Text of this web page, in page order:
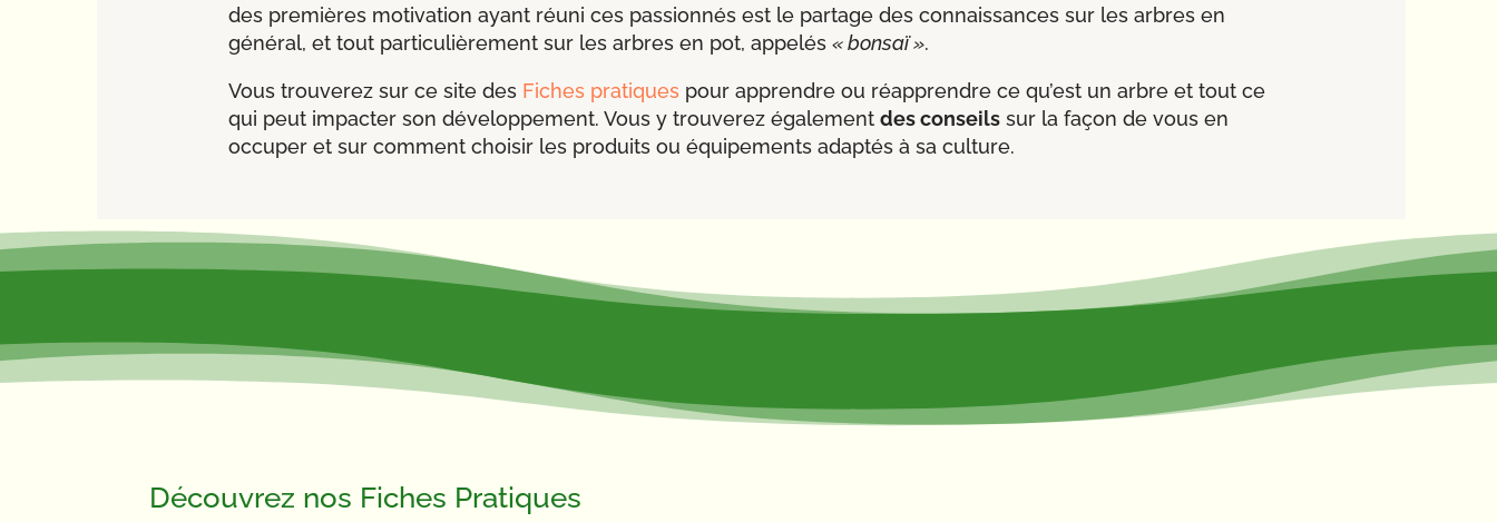
des premières motivation ayant réuni ces passionnés est le partage des connaissances sur les arbres en
général, et tout particulièrement sur les arbres en pot, appelés « bonsaï ».
Vous trouverez sur ce site des Fiches pratiques pour apprendre ou réapprendre ce qu’est un arbre et tout ce
qui peut impacter son développement. Vous y trouverez également des conseilssur la façon de vous en
occuper et sur comment choisir les produits ou équipements adaptés à sa culture.
Découvrez nos Fiches Pratiques